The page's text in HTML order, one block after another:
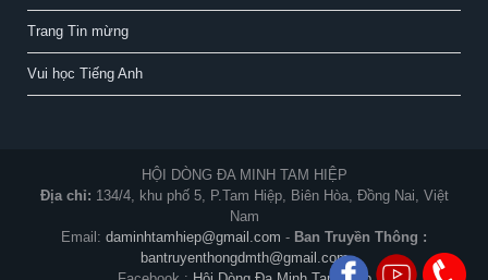
Trang Tin mừng
Vui học Tiếng Anh
HỘI DÒNG ĐA MINH TAM HIỆP
Địa chỉ: 134/4, khu phố 5, P.Tam Hiệp, Biên Hòa, Đồng Nai, Việt
Nam
Email: daminhtamhiep@gmail.com - Ban Truyền Thông :
bantruyenthongdmth@gmail.com